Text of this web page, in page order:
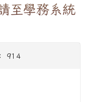
至學務系統
914